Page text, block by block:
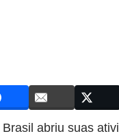
abriu suas